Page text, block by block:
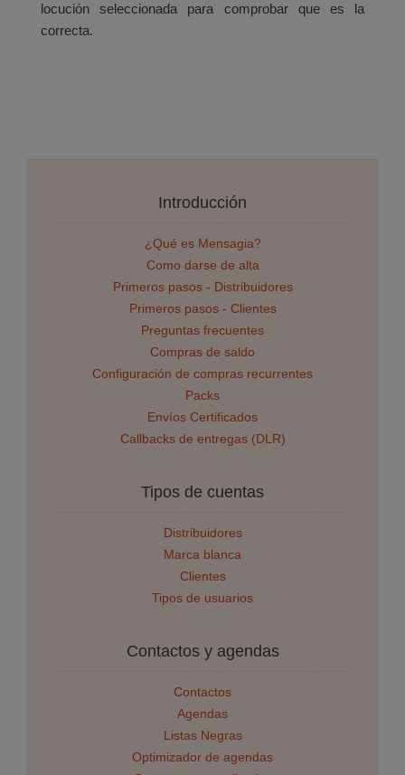
locución seleccionada para comprobar que es la
correcta.
Introducción
¿Qué es Mensagia?
Como darse de alta
Primeros pasos - Distribuidores
Primeros pasos - Clientes
Preguntas frecuentes
Compras de saldo
Configuración de compras recurrentes
Packs
Envíos Certificados
Callbacks de entregas (DLR)
Tipos de cuentas
Distribuidores
Marca blanca
Clientes
Tipos de usuarios
Contactos y agendas
Contactos
Agendas
Listas Negras
Optimizador de agendas